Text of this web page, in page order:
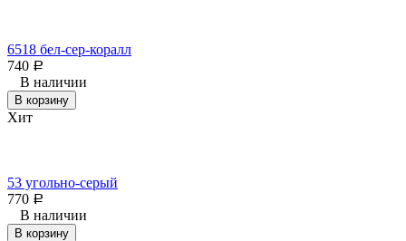
6518 бел-сер-коралл
740 Р
В наличии
В корзину
Хит
53 угольно-серый
770 Р
В наличии
В корзину